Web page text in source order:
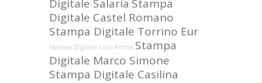
Digitale Salaria Stampa
Digitale Castel Romano
Stampa Digitale Torrino Eur
Stampa Digitale Libri Roma Stampa
Digitale Marco Simone
Stampa Digitale Casilina